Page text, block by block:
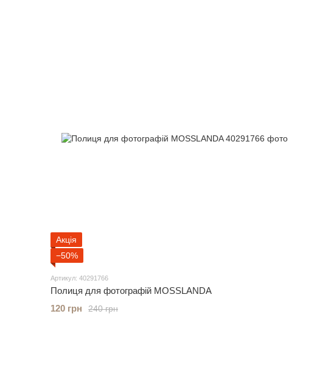
Акція
−50%
Артикул: 40291766
Полиця для фотографій MOSSLANDA
240 грн
120 грн